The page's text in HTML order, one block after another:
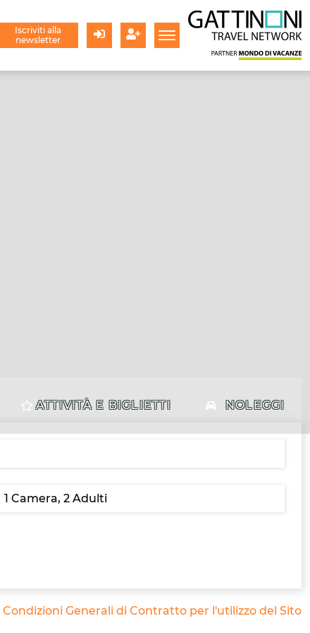
Iscriviti alla
newsletter
Registrati
ATTIVITÀ E BIGLIETTI NOLEGGI
Condizioni Generali di Contratto per l'utilizzo del Sito